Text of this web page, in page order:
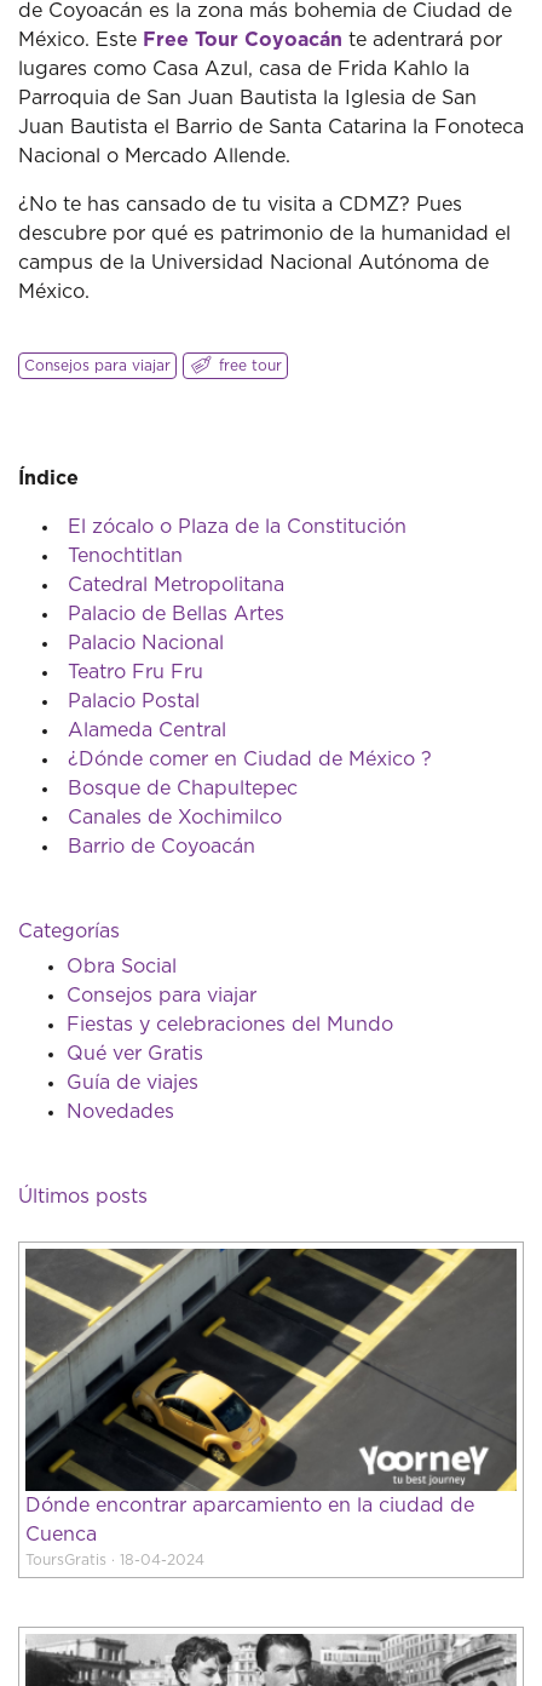
de Coyoacán es la zona más bohemia de Ciudad de
México. Este Free Tour Coyoacán te adentrará por
lugares como Casa Azul, casa de Frida Kahlo la
Parroquia de San Juan Bautista la Iglesia de San
Juan Bautista el Barrio de Santa Catarina la Fonoteca
Nacional o Mercado Allende.
¿No te has cansado de tu visita a CDMZ? Pues
descubre por qué es patrimonio de la humanidad el
campus de la Universidad Nacional Autónoma de
México.
Consejos para viajar free tour
Índice
El zócalo o Plaza de la Constitución
Tenochtitlan
Catedral Metropolitana
Palacio de Bellas Artes
Palacio Nacional
Teatro Fru Fru
Palacio Postal
Alameda Central
¿Dónde comer en Ciudad de México ?
Bosque de Chapultepec
Canales de Xochimilco
Barrio de Coyoacán
Categorías
Obra Social
Consejos para viajar
Fiestas y celebraciones del Mundo
Qué ver Gratis
Guía de viajes
Novedades
Últimos posts
Dónde encontrar aparcamiento en la ciudad de
Cuenca
ToursGratis · 18-04-2024